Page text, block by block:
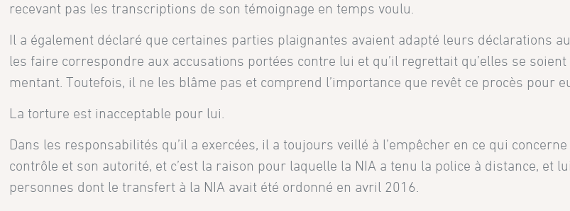
recevant pas les transcriptions de son témoignage en temps voulu.
Il a également déclaré que certaines parties plaignantes avaient adapté leurs déclarations
les faire correspondre aux accusations portées contre lui et qu’il regrettait qu’elles se
mentant. Toutefois, il ne les blâme pas et comprend l’importance que revêt ce procès pour
La torture est inacceptable pour lui.
Dans les responsabilités qu’il a exercées, il a toujours veillé à l’empêcher en ce qui
contrôle et son autorité, et c’est la raison pour laquelle la NIA a tenu la police à distance, et
personnes dont le transfert à la NIA avait été ordonné en avril 2016.